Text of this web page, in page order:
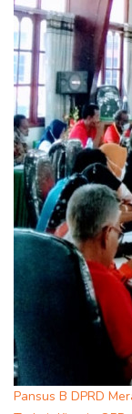
Pansus B DPRD